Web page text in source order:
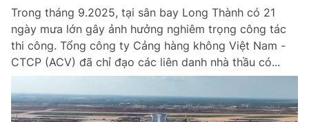
Trong tháng 9.2025, tại sân bay Long Thành có 21
ngày mưa lớn gây ảnh hưởng nghiêm trọng công tác
thi công. Tổng công ty Cảng hàng không Việt Nam -
CTCP (ACV) đã chỉ đạo các liên danh nhà thầu có...